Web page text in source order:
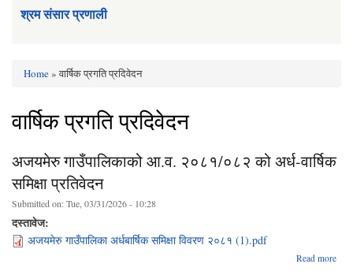
श्रम संसार प्रणाली
You are here
Home» वार्षिक प्रगति प्रदिवेदन
वार्षिक प्रगति प्रदिवेदन
अजयमेरु गाउँपालिकाको आ.व. २०८१/०८२ को अर्ध-वार्षिक
समिक्षा प्रतिवेदन
Submitted on:Tue, 03/31/2026 - 10:28
दस्तावेज:
अजयमेरु गाउँपालिका अर्धबार्षिक समिक्षा विवरण २०८१ (1).pdf
Read more